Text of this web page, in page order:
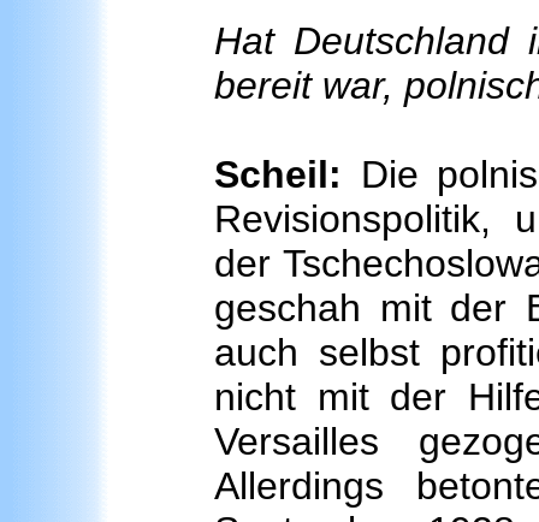
Hat Deutschland
bereit war,
Scheil: Die
Revisionspolitik,
der
geschah mit der
auch selbst
nicht mit der
Versailles
Allerdings